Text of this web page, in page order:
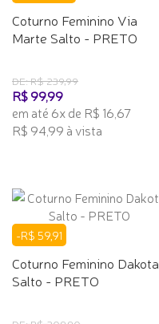
Coturno Feminino Via
Marte Salto - PRETO
DE: R$ 239,99
R$ 99,99
em até 6x de R$ 16,67
R$ 94,99 à vista
-R$ 59,91
Coturno Feminino Dakota
Salto - PRETO